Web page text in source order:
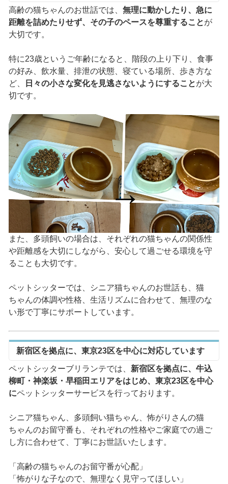
高齢の猫ちゃんのお世話では、 無理に動かしたり、急に
距離を詰めたりせず、その子のペースを尊重することが
大切です。
特に23歳というご年齢になると、階段の上り下り、食事
の好み、飲水量、排泄の状態、寝ている場所、歩き方な
ど、
日々の小さな変化を見逃さないようにすることが大
切です。
また、多頭飼いの場合は、それぞれの猫ちゃんの関係性
や距離感を大切にしながら、安心して過ごせる環境を守
ることも大切です。
ペットシッターでは、シニア猫ちゃんのお世話も、猫
ちゃんの体調や性格、生活リズムに合わせて、無理のな
い形で丁寧にサポートしています。
新宿区を拠点に、東京23区を中心に対応しています
ペットシッターブリランテでは、 新宿区を拠点に、牛込
柳町・神楽坂・早稲田エリアをはじめ、東京23区を中心
にペットシッターサービスを行っております。
シニア猫ちゃん、多頭飼い猫ちゃん、怖がりさんの猫
ちゃんのお留守番も、それぞれの性格やご家庭での過ご
し方に合わせて、丁寧にお世話いたします。
「高齢の猫ちゃんのお留守番が心配」
「怖がりな子なので、無理なく見守ってほしい」